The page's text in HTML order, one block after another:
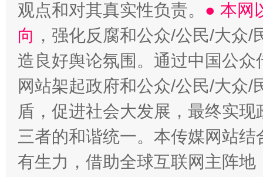
观点和对其真实性负责。 ● 本网
向 ，强化反腐和公众/公民/大众
造良好舆论氛围。通过中国公
网站架起政府和公众/公民/大众
盾，促进社会大发展，最终实
三者的和谐统一。本传媒网站
有生力，借助全球互联网主阵